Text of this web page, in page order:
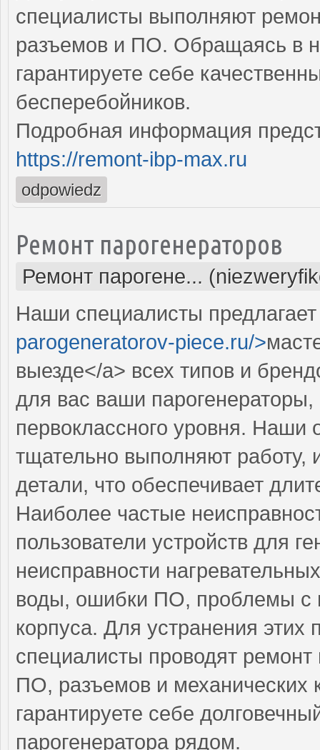
специалисты выполняют
разъемов и ПО. Обращаясь в
гарантируете себе
бесперебойников.
Подробная информация
https://remont-ibp-max.ru
odpowiedz
Ремонт парогенераторов
Ремонт парогене...
Наши специалисты
parogeneratorov-piece.ru/>
выезде</a> всех типов и
для вас ваши
первоклассного уровня. Наши
тщательно выполняют работу,
детали, что обеспечивает
Наиболее частые
пользователи устройств для
неисправности
воды, ошибки ПО, проблемы с
корпуса. Для устранения
специалисты проводят
ПО, разъемов и механических
гарантируете себе
парогенератора рядом.